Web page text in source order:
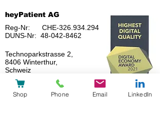
heyPatient AG
Reg-Nr: CHE-326.934.294
DUNS-Nr: 48-042-8462
Technoparkstrasse 2,
8406 Winterthur,
Schweiz
+41 44 586 02 01
Schumannstrasse 27,
Shop Phone Email LinkedIn